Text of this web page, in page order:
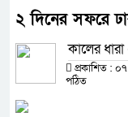
২ দিনের সফরে
কালের
প্রকাশিত :
পঠিত